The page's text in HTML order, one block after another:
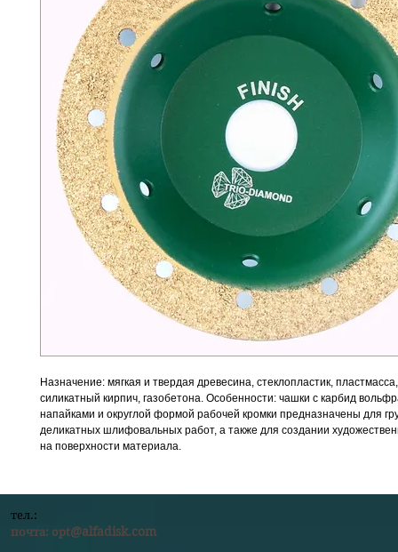
Назначение: мягкая и твердая древесина, стеклопластик,
силикатный кирпич, газобетона. Особенности: чашки с карбид
напайками и округлой формой рабочей кромки предназначены для
деликатных шлифовальных работ, а также для создании
на поверхности материала.
тел.:
почта: opt@alfadisk.com